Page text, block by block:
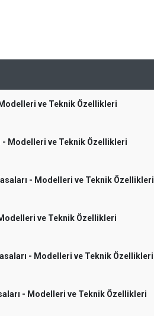
ve Teknik Özellikleri
- Modelleri ve Teknik Özellikleri
- Modelleri ve Teknik Özellikleri
ve Teknik Özellikleri
- Modelleri ve Teknik Özellikleri
- Modelleri ve Teknik Özellikleri